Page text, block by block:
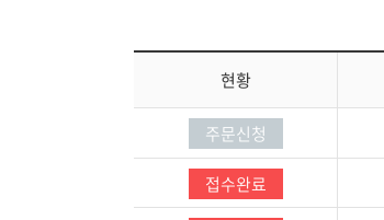
현황
주문신청
접수완료